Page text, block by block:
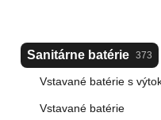
Sanitárne batérie 373
Vstavané batérie s
Vstavané batérie